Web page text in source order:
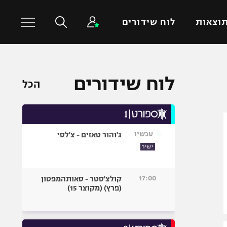
תוצאות לוח שידורים
כדורסל עולמי
כדורעף
ספורט אולימפי
היאבקות WWE
לוח שידורים הכל
עכשיו
ישיר
ג'והור טאזים - צ'לסי
17:00
קולצ'סטר - סאותהמפטון
(פרץ) (מקוצר 15)